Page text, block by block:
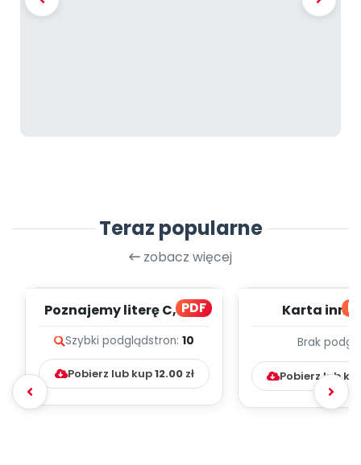
Teraz popularne
zobacz więcej
PDF
Poznajemy literę C, cz. 1
Szybki podglądstron: 10
Pobierz lub kup12.00zł
Karta
Brak
Pobierz lub